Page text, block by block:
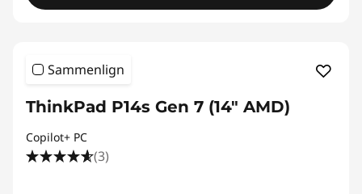
Sammenlign
ThinkPad P14s Gen 7 (14" AMD)
Copilot+ PC
(3)